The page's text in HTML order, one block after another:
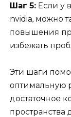
Шаг 5: Если у
nvidia, можно
повышения
избежать
Эти шаги
оптимальную
достаточное
пространства